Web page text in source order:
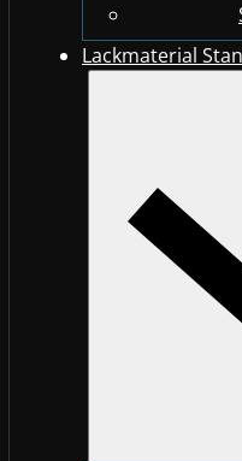
Lackmaterial